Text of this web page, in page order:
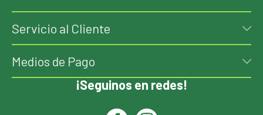
Servicio al Cliente
Medios de Pago
¡Seguinos en redes!